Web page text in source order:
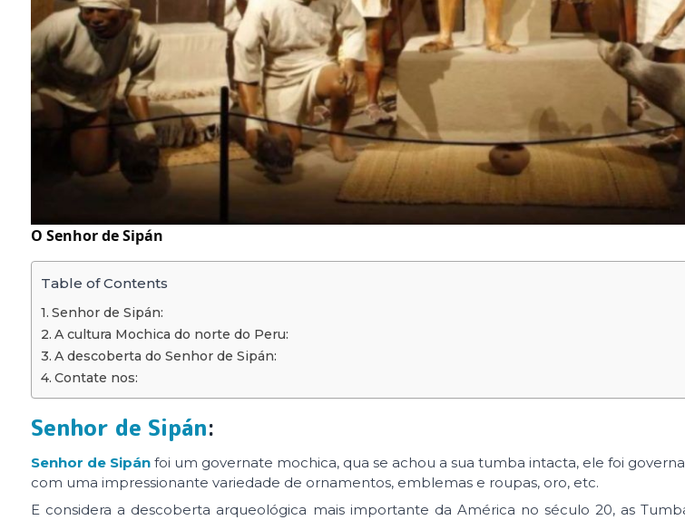
O Senhor de Sipán
Table of Contents
Senhor de Sipán:
A cultura Mochica do norte do Peru:
A descoberta do Senhor de Sipán:
Contate nos:
Senhor de Sipán:
Senhor de Sipán foi um governate mochica, qua se achou a sua tumba intacta, ele foi
com uma impressionante variedade de ornamentos, emblemas e roupas, oro, etc.
E considera a descoberta arqueológica mais importante da América no século 20, as